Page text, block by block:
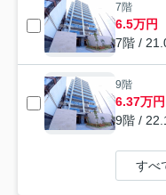
7階
6.5万円
7階 /
9階
6.37万円
9階 /
すべ